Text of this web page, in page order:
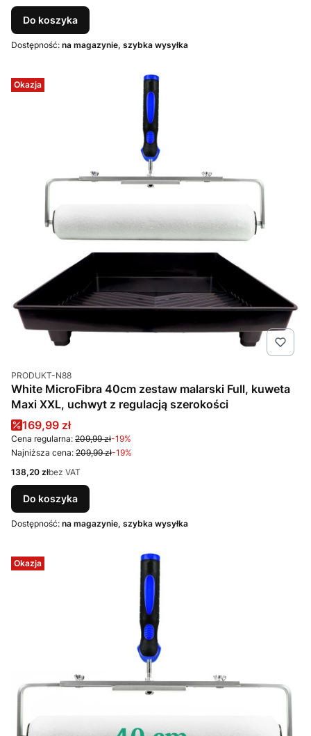
Do koszyka
Dostępność: na magazynie, szybka wysyłka
Okazja
Kod produktu
PRODUKT-N88
White MicroFibra 40cm zestaw malarski Full, kuweta
Maxi XXL, uchwyt z regulacją szerokości
Cena promocyjna
169,99 zł
Cena regularna: 209,99 zł-19%
Najniższa cena: 209,99 zł-19%
Cena
138,20 złbez VAT
Do koszyka
Dostępność: na magazynie, szybka wysyłka
Okazja